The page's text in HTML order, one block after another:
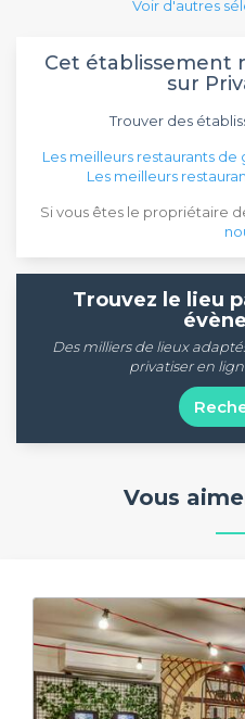
Voir d'autres
Cet établissement
sur
Trouver des
Les meilleurs restaurants
Les meilleurs
Si vous êtes le propriétaire
Trouvez le lieu
Des milliers de lieux
privatiser en
Vous